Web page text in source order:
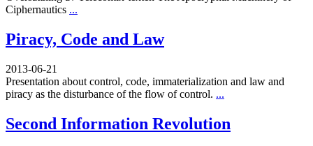
Ciphernautics ...
Piracy, Code and Law
2013-06-21
Presentation about control, code, immaterialization and law and
piracy as the disturbance of the flow of control. ...
Second Information Revolution